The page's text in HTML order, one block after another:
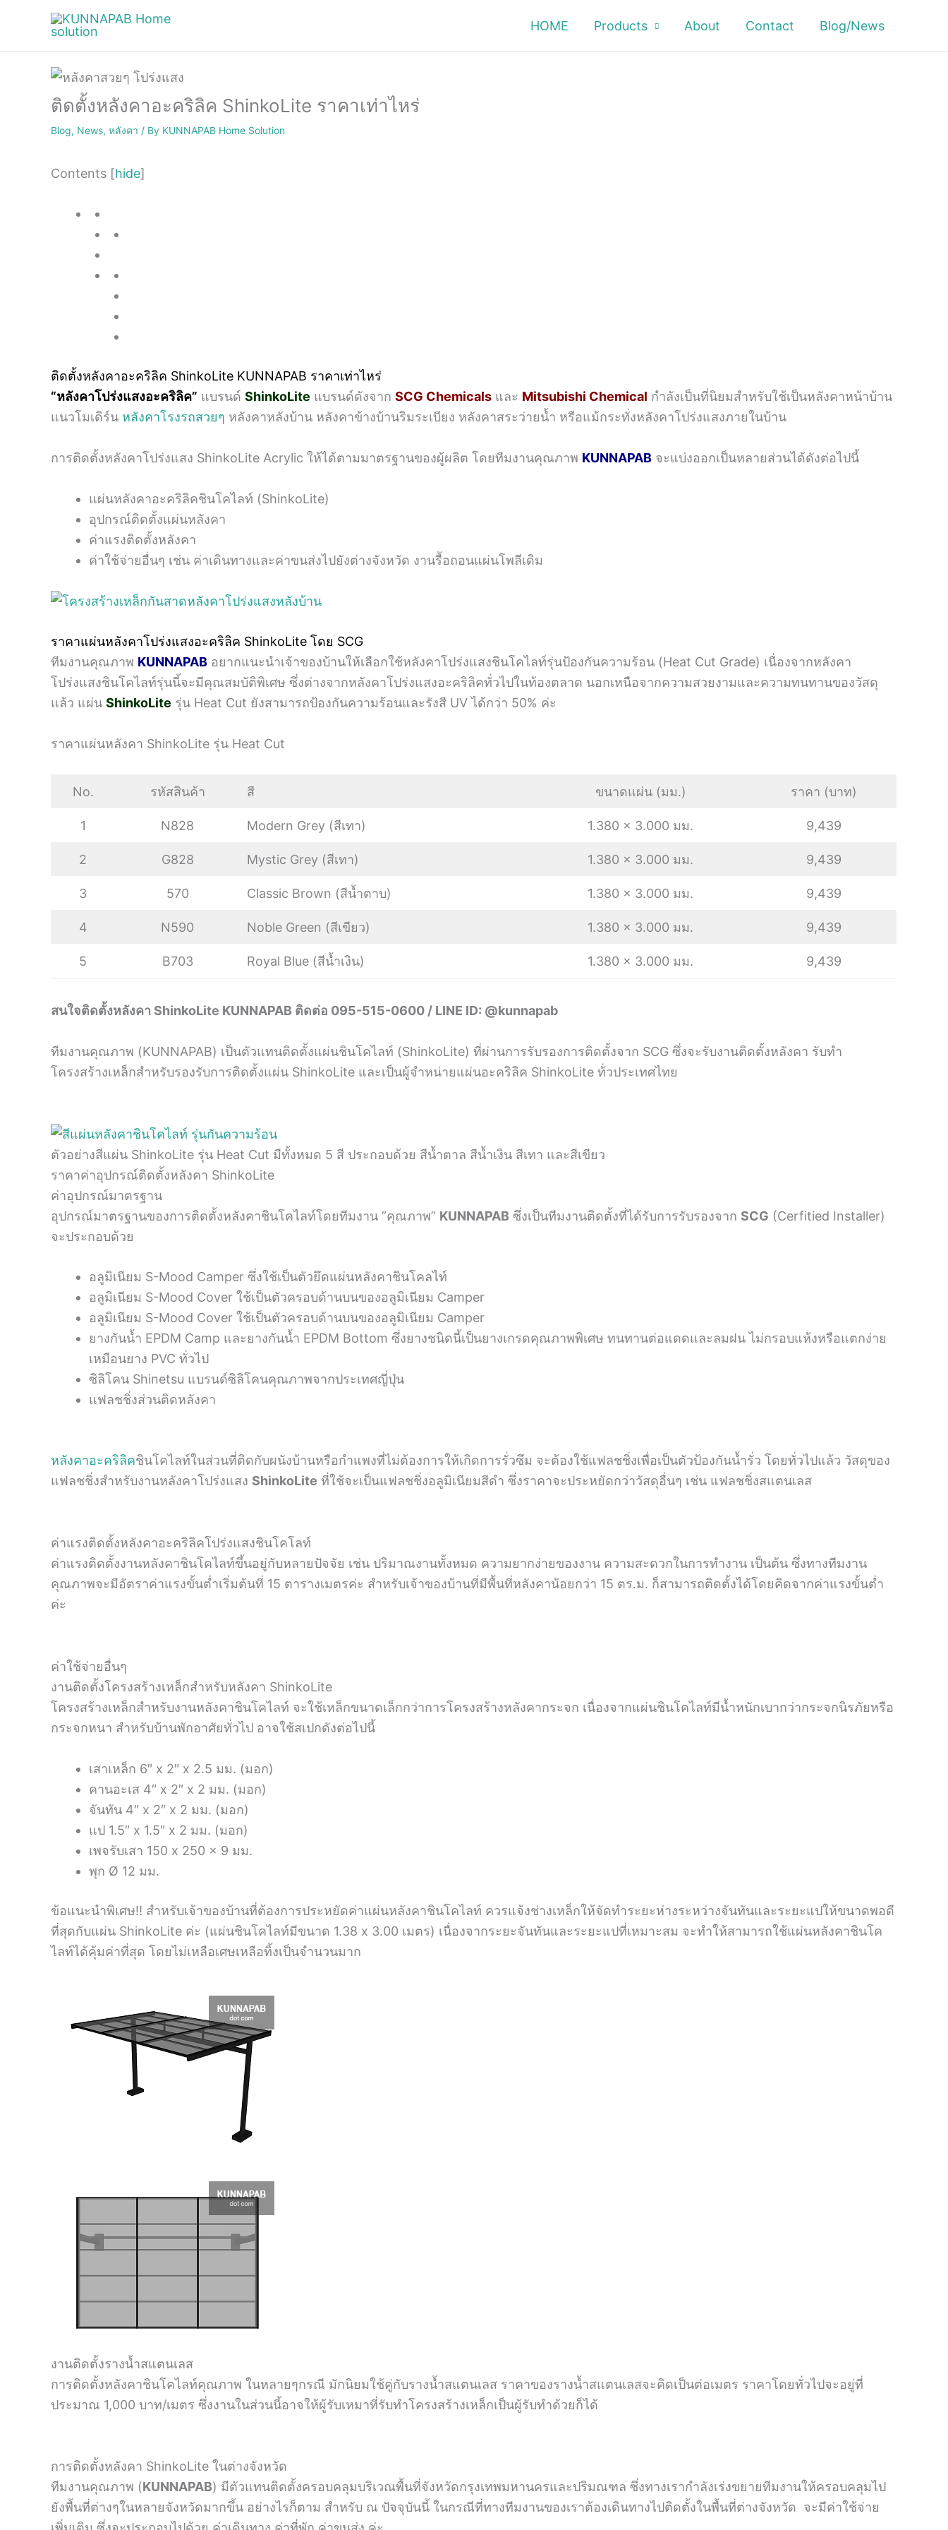
content
HOME Products About Contact Blog/News
ติดตั้งหลังคาอะคริลิค ShinkoLite ราคาเท่าไหร่
Blog, News, หลังคา / By KUNNAPAB Home Solution
Contents [hide]
ติดตั้งหลังคาอะคริลิค ShinkoLite KUNNAPAB ราคาเท่าไหร่
“หลังคาโปร่งแสงอะคริลิค” แบรนด์ ShinkoLite แบรนด์ดังจาก SCG Chemicals และ Mitsubishi Chemical กำลังเป็นที่นิยมสำหรับใช้เป็นหลังคาหน้าบ้าน
แนวโมเดิร์น หลังคาโรงรถสวยๆ หลังคาหลังบ้าน หลังคาข้างบ้านริมระเบียง หลังคาสระว่ายน้ำ หรือแม้กระทั่งหลังคาโปร่งแสงภายในบ้าน
การติดตั้งหลังคาโปร่งแสง ShinkoLite Acrylic ให้ได้ตามมาตรฐานของผู้ผลิต โดยทีมงานคุณภาพ KUNNAPAB จะแบ่งออกเป็นหลายส่วนได้ดังต่อไปนี้
แผ่นหลังคาอะคริลิคชินโคไลท์ (ShinkoLite)
อุปกรณ์ติดตั้งแผ่นหลังคา
ค่าแรงติดตั้งหลังคา
ค่าใช้จ่ายอื่นๆ เช่น ค่าเดินทางและค่าขนส่งไปยังต่างจังหวัด งานรื้อถอนแผ่นโพลีเดิม
ราคาแผ่นหลังคาโปร่งแสงอะคริลิค ShinkoLite โดย SCG
ทีมงานคุณภาพ KUNNAPAB อยากแนะนำเจ้าของบ้านให้เลือกใช้หลังคาโปร่งแสงชินโคไลท์รุ่นป้องกันความร้อน (Heat Cut Grade) เนื่องจากหลังคา
โปร่งแสงชินโคไลท์รุ่นนี้จะมีคุณสมบัติพิเศษ ซึ่งต่างจากหลังคาโปร่งแสงอะคริลิคทั่วไปในท้องตลาด นอกเหนือจากความสวยงามและความทนทานของวัสดุ
แล้ว แผ่น ShinkoLite รุ่น Heat Cut ยังสามารถป้องกันความร้อนและรังสี UV ได้กว่า 50% ค่ะ
ราคาแผ่นหลังคา ShinkoLite รุ่น Heat Cut
No. รหัสสินค้า สี ขนาดแผ่น (มม.) ราคา (บาท)
1 N828 Modern Grey (สีเทา) 1.380 x 3.000 มม. 9,439
2 G828 Mystic Grey (สีเทา) 1.380 x 3.000 มม. 9,439
3 570 Classic Brown (สีน้ำตาบ) 1.380 x 3.000 มม. 9,439
4 N590 Noble Green (สีเขียว) 1.380 x 3.000 มม. 9,439
5 B703 Royal Blue (สีน้ำเงิน) 1.380 x 3.000 มม. 9,439
สนใจติดตั้งหลังคา ShinkoLite KUNNAPAB ติดต่อ 095-515-0600 / ​LINE ID: @kunnapab
ทีมงานคุณภาพ (KUNNAPAB) เป็นตัวแทนติดตั้งแผ่นชินโคไลท์ (ShinkoLite) ที่ผ่านการรับรองการติดตั้งจาก SCG ซึ่งจะรับงานติดตั้งหลังคา รับทำ
โครงสร้างเหล็กสำหรับรองรับการติดตั้งแผ่น ShinkoLite และเป็นผู้จำหน่ายแผ่นอะคริลิค ShinkoLite ท้่วประเทศไทย
ตัวอย่างสีแผ่น ShinkoLite รุ่น Heat Cut มีทั้งหมด 5 สี ประกอบด้วย สีน้ำตาล สีน้ำเงิน สีเทา และสีเขียว
ราคาค่าอุปกรณ์ติดตั้งหลังคา ShinkoLite
ค่าอุปกรณ์มาตรฐาน
อุปกรณ์มาตรฐานของการติดตั้งหลังคาชินโคไลท์โดยทีมงาน ​”คุณภาพ” KUNNAPAB ซึ่งเป็นทีมงานติดตั้งที่ได้รับการรับรองจาก SCG (Cerfitied Installer)
จะประกอบด้วย
อลูมิเนียม S-Mood Camper ซึ่งใช้เป็นตัวยึดแผ่นหลังคาชินโคลไท์
อลูมิเนียม S-Mood Cover ใช้เป็นตัวครอบด้านบนของอลูมิเนียม Camper
อลูมิเนียม S-Mood Cover ใช้เป็นตัวครอบด้านบนของอลูมิเนียม Camper
ยางกันนํ้า EPDM Camp และยางกันน้ำ EPDM Bottom ซึ่งยางชนิดนี้เป็นยางเกรดคุณภาพพิเศษ ทนทานต่อแดดและลมฝน ไม่กรอบแห้งหรือแตกง่าย
เหมือนยาง PVC ทั่วไป
ซิลิโคน Shinetsu แบรนด์ซิลิโคนคุณภาพจากประเทศญี่ปุ่น
แฟลชชิ่งส่วนติดหลังคา
หลังคาอะคริลิคชินโคไลท์ในส่วนที่ติดกับผนังบ้านหรือกำแพงที่ไม่ต้องการให้เกิดการรั่วซึม จะต้องใช้แฟลชชิ่งเพื่อเป็นตัวป้องกันน้ำรั่ว โดยทั่วไปแล้ว วัสดุของ
แฟลชชิ่งสำหรับงานหลังคาโปร่งแสง ShinkoLite ที่ใช้จะเป็นแฟลชชิ่งอลูมิเนียมสีดำ ซึ่งราคาจะประหยัดกว่าวัสดุอื่นๆ เช่น แฟลชชิ่งสแตนเลส
ค่าแรงติดตั้งหลังคาอะคริลิคโปร่งแสงชินโคโลท์
ค่าแรงติดตั้งงานหลังคาชินโคไลท์ขึ้นอยู่กับหลายปัจจัย เช่น ปริมาณงานทั้งหมด ความยากง่ายของงาน ความสะดวกในการทำงาน เป็นต้น ซึ่งทางทีมงาน
คุณภาพจะมีอัตราค่าแรงขั้นต่ำเริ่มต้นที่ 15 ตารางเมตรค่ะ สำหรับเจ้าของบ้านที่มีพื้นที่หลังคาน้อยกว่า 15 ตร.ม. ก็สามารถติดตั้งได้โดยคิดจากค่าแรงขั้นต่ำ
ค่ะ
ค่าใช้จ่ายอื่นๆ
งานติดตั้งโครงสร้างเหล็กสำหรับหลังคา ShinkoLite
โครงสร้างเหล็กสำหรับงานหลังคาชินโคไลท์ จะใช้เหล็กขนาดเล็กกว่าการโครงสร้างหลังคากระจก เนื่องจากแผ่นชินโคไลท์มีน้ำหนักเบากว่ากระจกนิรภัยหรือ
กระจกหนา สำหรับบ้านพักอาศัยทั่วไป อาจใช้สเปกดังต่อไปนี้
เสาเหล็ก 6″ x 2″ x 2.5 มม. (มอก)
คานอะเส 4″ x 2″ x 2 มม. (มอก)
จันทัน 4″ x 2″ x 2 มม. (มอก)
แป 1.5″ x 1.5″ x 2 มม. (มอก)
เพจรับเสา 150 x 250 x 9 มม.
พุก Ø 12 มม.
ข้อแนะนำพิเศษ!! สำหรับเจ้าของบ้านที่ต้องการประหยัดค่าแผ่นหลังคาชินโคไลท์ ควรแจ้งช่างเหล็กให้จัดทำระยะห่างระหว่างจันทันและระยะแปให้ขนาดพอดี
ที่สุดกับแผ่น ShinkoLite ค่ะ (แผ่นชินโคไลท์มีขนาด 1.38 x 3.00 เมตร) เนื่องจากระยะจันทันและระยะแปที่เหมาะสม จะทำให้สามารถใช้แผ่นหลังคาชินโค
ไลท์ได้คุ้มค่าที่สุด โดยไม่เหลือเศษเหลือทิ้งเป็นจำนวนมาก
งานติดตั้งรางน้ำสแตนเลส
การติดตั้งหลังคาชินโคไลท์คุณภาพ ในหลายๆกรณี มักนิยมใช้คู่กับรางน้ำสแตนเลส ราคาของรางน้ำสแตนเลสจะคิดเป็นต่อเมตร ราคาโดยทั่วไปจะอยู่ที่
ประมาณ 1,000 บาท/เมตร ซึ่งงานในส่วนนี้อาจให้ผู้รับเหมาที่รับทำโครงสร้างเหล็กเป็นผู้รับทำด้วยก็ได้
การติดตั้งหลังคา ShinkoLite ในต่างจังหวัด
ทีมงานคุณภาพ (KUNNAPAB) มีตัวแทนติดตั้งครอบคลุมบริเวณพื้นที่จังหวัดกรุงเทพมหานครและปริมณฑล ซึ่งทางเรากำลังเร่งขยายทีมงานให้ครอบคลุมไป
ยังพื้นที่ต่างๆในหลายจังหวัดมากขึ้น อย่างไรก็ตาม สำหรับ ณ​ ปัจจุบันนี้ ในกรณีที่ทางทีมงานของเราต้องเดินทางไปติดตั้งในพื้นที่ต่างจังหวัด จะมีค่าใช้จ่าย